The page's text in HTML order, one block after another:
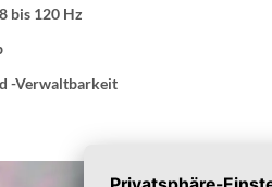
bis 120 Hz
-Verwaltbarkeit